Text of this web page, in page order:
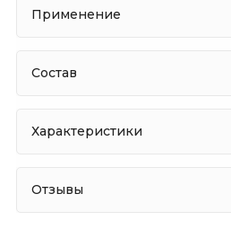
Применение
Состав
Характеристики
Отзывы